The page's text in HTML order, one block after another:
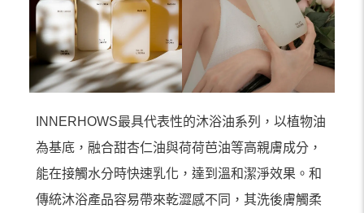
INNERHOWS最具代表性的沐浴油系列，以植物油
為基底，融合甜杏仁油與荷荷芭油等高親膚成分，
能在接觸水分時快速乳化，達到溫和潔淨效果。和
傳統沐浴產品容易帶來乾澀感不同，其洗後膚觸柔